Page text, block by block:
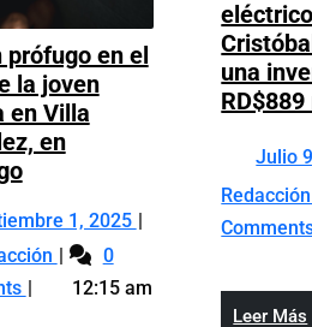
prófugo en el
la joven
en Villa
en
Hay
prófugo
en
el
1, 2025 Septiembre
Hay
un
0
12:15 am
una
Julio
Redacción
Leer Más